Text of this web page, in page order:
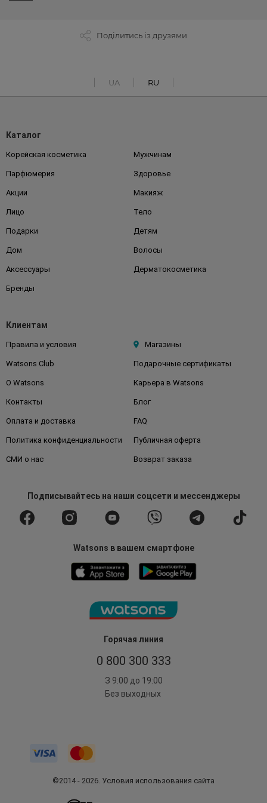
Поділитись із друзями
UA RU
Горячая линия
0 800 300 333
З 9:00 до 19:00
Без выходных
Каталог
Корейская косметика Мужчинам
Парфюмерия Здоровье
Акции Макияж
Лицо Тело
Подарки Детям
Дом Волосы
Аксессуары Дерматокосметика
Бренды
Клиентам
Правила и условия Магазины
Watsons Club Подарочные сертификаты
О Watsons Карьера в Watsons
Контакты Блог
Оплата и доставка FAQ
Политика конфиденциальности Публичная оферта
СМИ о нас Возврат заказа
Подписывайтесьна наши соцсети и мессенджеры
Watsons в вашем смартфоне
©2014 - 2026. Условия использования сайта